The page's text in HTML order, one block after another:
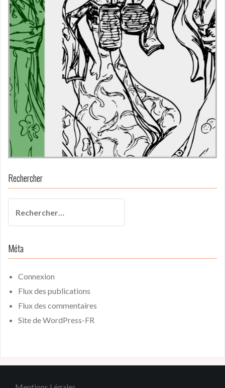
Rechercher
Méta
Connexion
Flux des publications
Flux des commentaires
Site de WordPress-FR